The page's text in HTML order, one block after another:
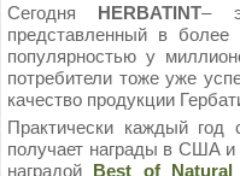
Сегодня HERBATINT–
представленный в
популярностью у
потребители тоже уже
качество продукции
Практически каждый год
получает награды в США и
наградой Best of Natural